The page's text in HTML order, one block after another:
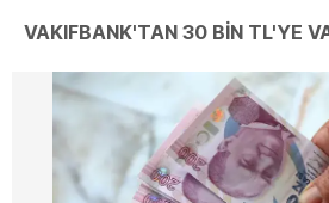
VAKIFBANK'TAN 30 BİN TL'YE